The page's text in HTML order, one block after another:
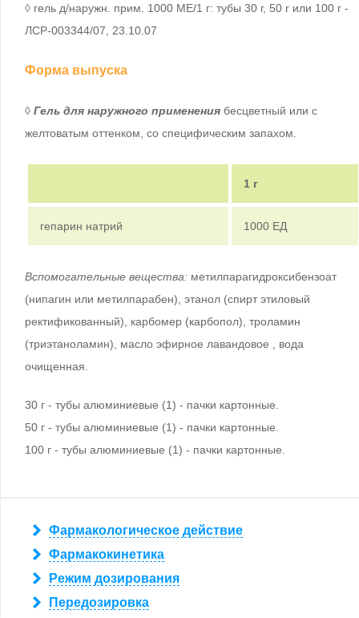
◊ гель д/наружн. прим. 1000 МЕ/1 г: тубы 30 г, 50 г или 100 г -
ЛСР-003344/07, 23.10.07
Форма выпуска
◊ Гель для наружного применения бесцветный или с
желтоватым оттенком, со специфическим запахом.
1 г
гепарин натрий 1000 ЕД
Вспомогательные вещества: метилпарагидроксибензоат
(нипагин или метилпарабен), этанол (спирт этиловый
ректификованный), карбомер (карбопол), троламин
(триэтаноламин), масло эфирное лавандовое , вода
очищенная.
30 г - тубы алюминиевые (1) - пачки картонные.
50 г - тубы алюминиевые (1) - пачки картонные.
100 г - тубы алюминиевые (1) - пачки картонные.
Фармакологическое действие
Фармакокинетика
Режим дозирования
Передозировка